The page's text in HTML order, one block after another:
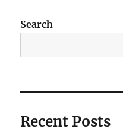
Search
Recent Posts